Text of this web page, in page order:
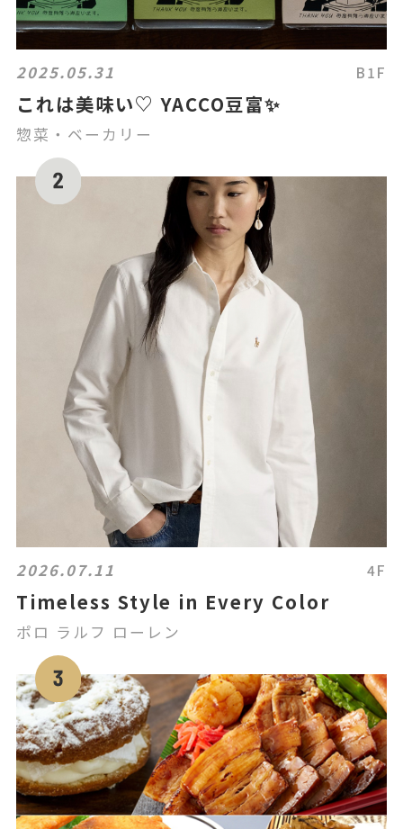
2025.05.31 B1F
これは美味い♡ YACCO豆富✨
惣菜・ベーカリー
2026.07.11 4F
Timeless Style in Every Color
ポロ ラルフ ローレン